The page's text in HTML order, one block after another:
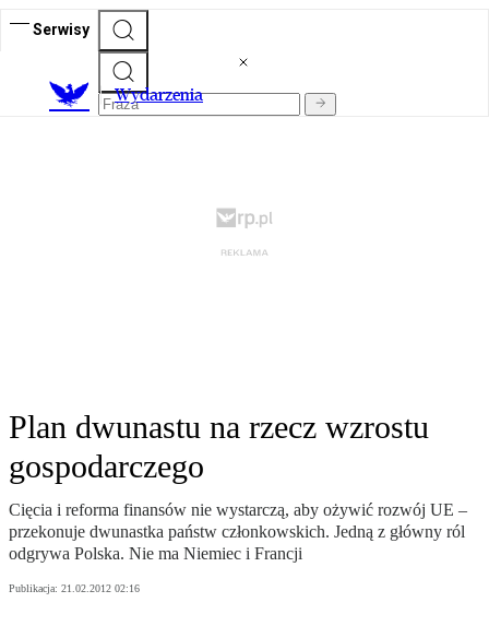
Serwisy
Wydarzenia
Plan dwunastu na rzecz wzrostu
gospodarczego
Cięcia i reforma finansów nie wystarczą, aby ożywić rozwój UE –
przekonuje dwunastka państw członkowskich. Jedną z główny ról
odgrywa Polska. Nie ma Niemiec i Francji
Publikacja: 21.02.2012 02:16